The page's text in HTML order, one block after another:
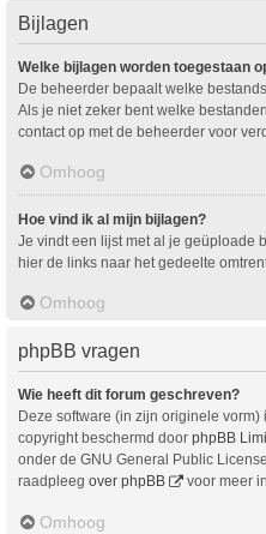
Bijlagen
Welke bijlagen worden toegestaan
De beheerder bepaalt welke
Als je niet zeker bent welke
contact op met de beheerder voor
Omhoog
Hoe vind ik al mijn bijlagen?
Je vindt een lijst met al je geüploade
hier de links naar het gedeelte
Omhoog
phpBB vragen
Wie heeft dit forum geschreven?
Deze software (in zijn originele
copyright beschermd door phpBB
onder de GNU General Public
raadpleeg over phpBB voor meer
Omhoog